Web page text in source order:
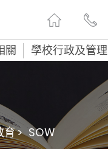
關 學校行政及管理
> SOW